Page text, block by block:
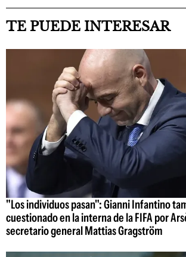
TE PUEDE INTERESAR
"Los individuos pasan": Gianni Infantino
cuestionado en la interna de la FIFA por
secretario general Mattias Gragström